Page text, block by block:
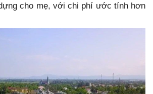
cho mẹ, với chi phí ước tính hơn